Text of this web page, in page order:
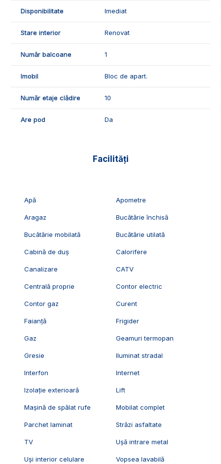
locuinta cu finisaje moderne intr-o zona centrala.
📞Pentru mai multe detalii sau pentru programarea unei
ID Exclusiv - 2230462
Disponibilitate Imediat
Stare interior Renovat
Număr balcoane 1
Imobil Bloc de apart.
Număr etaje clădire 10
Are pod Da
Facilități
Apă Apometre
Aragaz Bucătărie închisă
Bucătărie mobilată Bucătărie utilată
Cabină de duș Calorifere
Canalizare CATV
Centrală proprie Contor electric
Contor gaz Curent
Faianță Frigider
Gaz Geamuri termopan
Gresie Iluminat stradal
Interfon Internet
Izolație exterioară Lift
Mașină de spălat rufe Mobilat complet
Parchet laminat Străzi asfaltate
TV Ușă intrare metal
Uși interior celulare Vopsea lavabilă